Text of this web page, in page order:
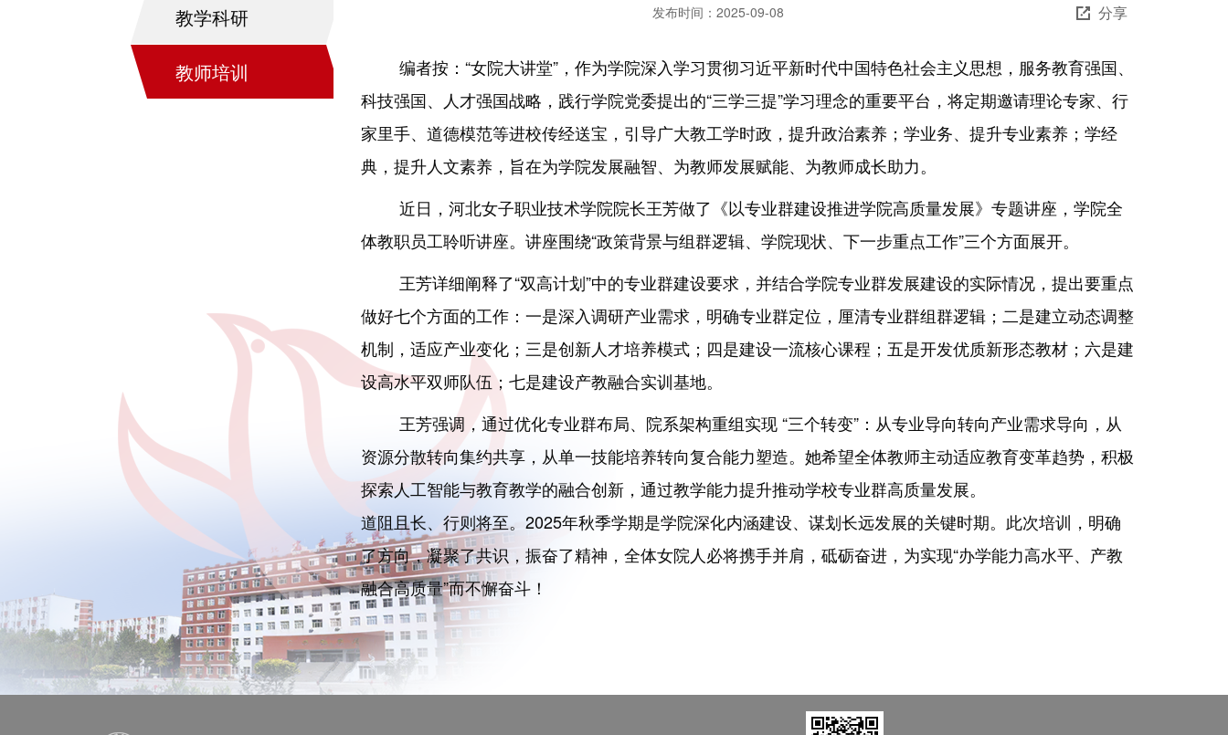
教学科研
教师培训
发布时间：2025-09-08 分享
编者按：“女院大讲堂”，作为学院深入学习贯彻习近平新时代中国特色社会主义思想，服务教育强国、
科技强国、人才强国战略，践行学院党委提出的“三学三提”学习理念的重要平台，将定期邀请理论专家、行
家里手、道德模范等进校传经送宝，引导广大教工学时政，提升政治素养；学业务、提升专业素养；学经
典，提升人文素养，旨在为学院发展融智、为教师发展赋能、为教师成长助力。
近日，河北女子职业技术学院院长王芳做了《以专业群建设推进学院高质量发展》专题讲座，学院全
体教职员工聆听讲座。讲座围绕“政策背景与组群逻辑、学院现状、下一步重点工作”三个方面展开。
王芳详细阐释了“双高计划”中的专业群建设要求，并结合学院专业群发展建设的实际情况，提出要重点
做好七个方面的工作：一是深入调研产业需求，明确专业群定位，厘清专业群组群逻辑；二是建立动态调整
机制，适应产业变化；三是创新人才培养模式；四是建设一流核心课程；五是开发优质新形态教材；六是建
设高水平双师队伍；七是建设产教融合实训基地。
王芳强调，通过优化专业群布局、院系架构重组实现“三个转变” ：从专业导向转向产业需求导向，从
资源分散转向集约共享，从单一技能培养转向复合能力塑造。她希望全体教师主动适应教育变革趋势，积极
探索人工智能与教育教学的融合创新，通过教学能力提升推动学校专业群高质量发展。
道阻且长、行则将至。 2025年秋季学期是学院深化内涵建设、谋划长远发展的关键时期。此次培训，明确
了方向，凝聚了共识，振奋了精神，全体女院人必将携手并肩，砥砺奋进，为实现“办学能力高水平、产教
融合高质量”而不懈奋斗！